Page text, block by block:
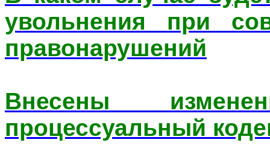
увольнения при
правонарушений
Внесены
процессуальный